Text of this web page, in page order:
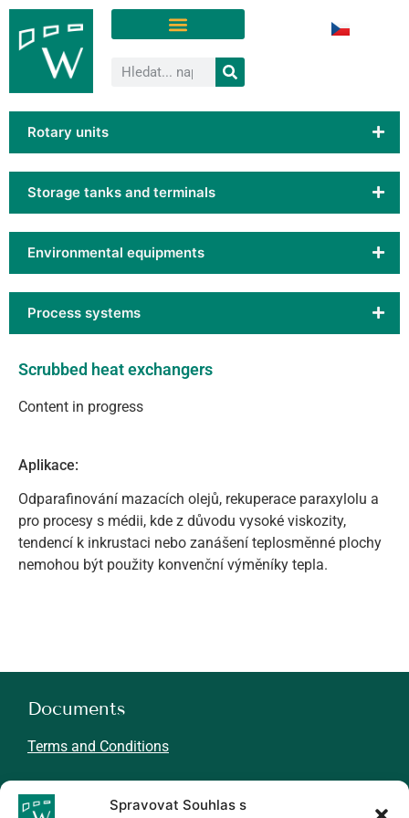
Spravovat Souhlas s
Rotary units
Storage tanks and terminals
Environmental equipments
Process systems
Scrubbed heat exchangers
Content in progress
Aplikace:
Odparafinování mazacích olejů, rekuperace paraxylolu a
pro procesy s médii, kde z důvodu vysoké viskozity,
tendencí k inkrustaci nebo zanášení teplosměnné plochy
nemohou být použity konvenční výměníky tepla.
Documents
Terms and Conditions
About WINMIL